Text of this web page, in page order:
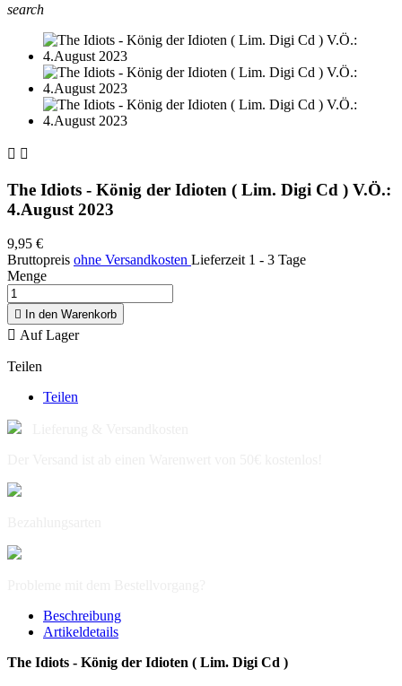
search
 
The Idiots - König der Idioten ( Lim. Digi Cd ) V.Ö.:
4.August 2023
9,95 €
Bruttopreis ohne Versandkosten Lieferzeit 1 - 3 Tage
Menge
 In den Warenkorb
 Auf Lager
Teilen
Teilen
Beschreibung
Artikeldetails
The Idiots - König der Idioten ( Lim. Digi Cd )